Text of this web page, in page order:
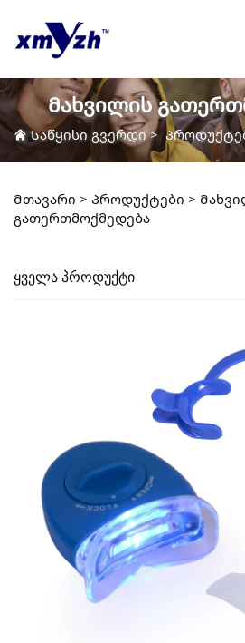
Მახვილის
Საწყისი გვერდი>
Მთავარი > Პროდუქტები >
გათერთმოქმედება
ᲧᲕᲔᲚᲐ ᲞᲠᲝᲓᲣᲥᲢᲘ